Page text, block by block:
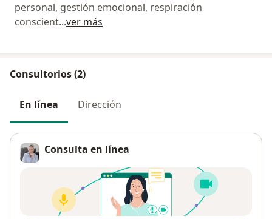
personal, gestión emocional, respiración
conscient...ver más
Consultorios (2)
En línea Dirección
Consulta en línea